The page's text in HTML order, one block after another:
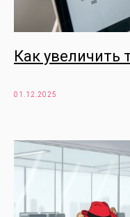
Как увеличить
01.12.2025